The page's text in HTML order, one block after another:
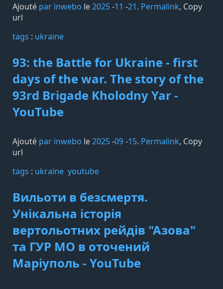
Ajouté par inwebo le2025-11 -21. Permalink, Copy
url
tags️ : ukraine
93: the Battle for Ukraine - first
days of the war. Тhe story of the
93rd Brigade Kholodny Yar -
YouTube
Ajouté par inwebo le2025-09-15. Permalink, Copy
url
tags️ : ukraine youtube
Вильоти в безсмертя.
Унікальна історія
вертольотних рейдів "Азова"
та ГУР МО в оточений
Маріуполь - YouTube